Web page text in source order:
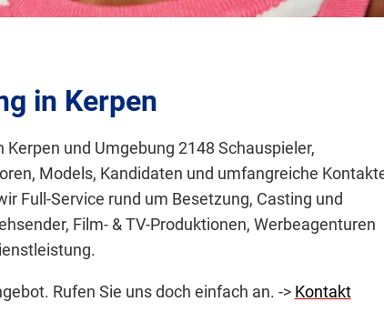
in Kerpen
und Umgebung 2148 Schauspieler,
Models, Kandidaten und umfangreiche
Full-Service rund um Besetzung, Casting und
Film- & TV-Produktionen, Werbeagenturen
Rufen Sie uns doch einfach an. -> Kontakt